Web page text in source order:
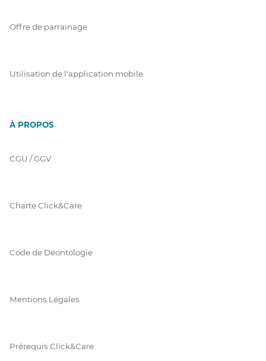
Offre de parrainage
Utilisation de l'application mobile
À PROPOS
CGU / GGV
Charte Click&Care
Code de Déontologie
Mentions Légales
Prérequis Click&Care